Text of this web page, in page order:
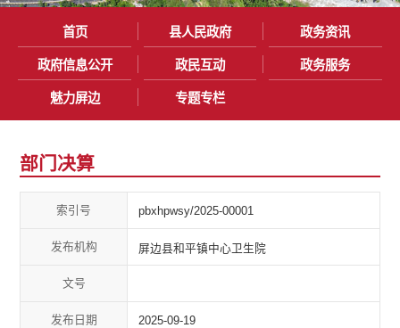
首页 县人民政府 政务资讯
政府信息公开 政民互动 政务服务
魅力屏边 专题专栏
部门决算
索引号 pbxhpwsy/2025-00001
发布机构 屏边县和平镇中心卫生院
文号
发布日期 2025-09-19